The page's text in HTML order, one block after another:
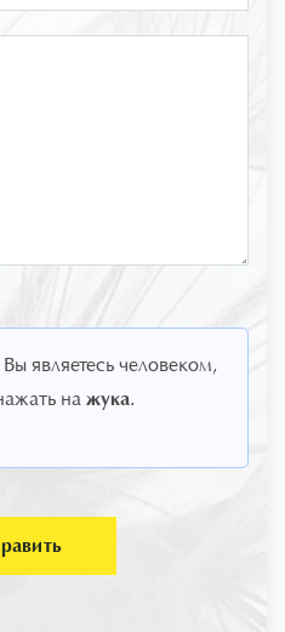
являетесь человеком,
на жука.